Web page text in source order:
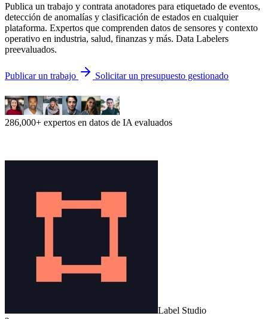
Publica un trabajo y contrata anotadores para etiquetado de eventos,
detección de anomalías y clasificación de estados en cualquier
plataforma. Expertos que comprenden datos de sensores y contexto
operativo en industria, salud, finanzas y más. Data Labelers
preevaluados.
Publicar un trabajo Solicitar un presupuesto gestionado
286,000+ expertos en datos de IA evaluados
Label Studio